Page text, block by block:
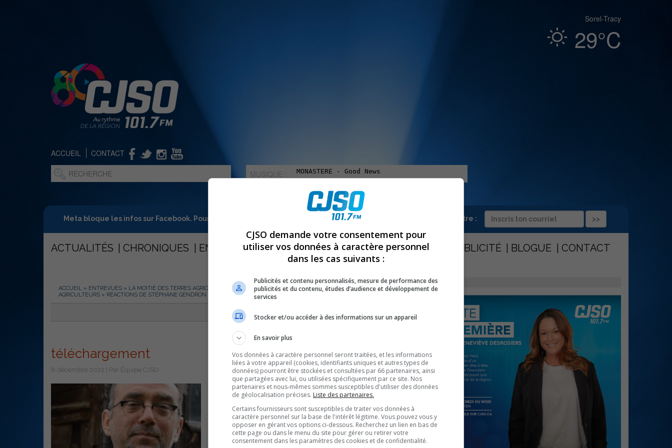
Sorel-Tracy
29°C
ACCUEIL CONTACT
MUSIQUE :
Meta bloque les infos sur Facebook. Pour ne rien manquer à Sorel-Tracy et la région, abonne-toi à notre infolettre :
ACTUALITÉS CHRONIQUES ENTREVUES OPINION ÉMISSIONS CONCOURS PUBLICITÉ BLOGUE CONTACT
ACCUEIL » ENTREVUES » LA MOITIÉ DES TERRES AGRICOLES MISES EN VENTE L’AN DERNIER ONT ÉTÉ ACHETÉES PAR DES « NON-
AGRICULTEURS » RÉACTIONS DE STÉPHANE GENDRON
TÉLÉCHARGEMENT
PARTAGEZ
téléchargement
8 décembre 2022 | Par Équipe CJSO
CJSO demande votre consentement pour
utiliser vos données à caractère personnel
dans les cas suivants :
Publicités et contenu personnalisés, mesure de performance des
publicités et du contenu, études d’audience et développement de
services
Stocker et/ou accéder à des informations sur un appareil
En savoir plus
Vos données à caractère personnel seront traitées, et les informations
liées à votre appareil (cookies, identifiants uniques et autres types de
données) pourront être stockées et consultées par 66 partenaires, ainsi
que partagées avec lui, ou utilisées spécifiquement par ce site. Nos
partenaires et nous-mêmes sommes susceptibles d'utiliser des données
de géolocalisation précises. Liste des partenaires.
Certains fournisseurs sont susceptibles de traiter vos données à
caractère personnel sur la base de l'intérêt légitime. Vous pouvez vous y
opposer en gérant vos options ci-dessous. Recherchez un lien en bas de
cette page ou dans le menu du site pour gérer ou retirer votre
consentement dans les paramètres des cookies et de confidentialité.